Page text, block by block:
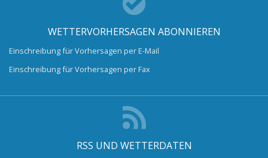
WETTERVORHERSAGEN ABONNIEREN
Einschreibung für Vorhersagen per E-Mail
Einschreibung für Vorhersagen per Fax
RSS UND WETTERDATEN